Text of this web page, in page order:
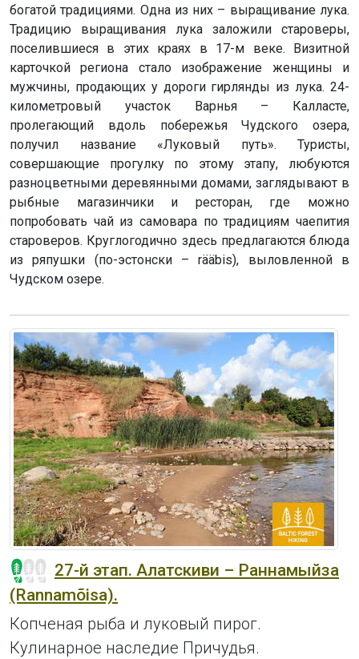
богатой традициями. Одна из них – выращивание лука.
Традицию выращивания лука заложили староверы,
поселившиеся в этих краях в 17-м веке. Визитной
карточкой региона стало изображение женщины и
мужчины, продающих у дороги гирлянды из лука. 24-
километровый участок Варнья – Калласте,
пролегающий вдоль побережья Чудского озера,
получил название «Луковый путь». Туристы,
совершающие прогулку по этому этапу, любуются
разноцветными деревянными домами, заглядывают в
рыбные магазинчики и ресторан, где можно
попробовать чай из самовара по традициям чаепития
староверов. Круглогодично здесь предлагаются блюда
из ряпушки (по-эстонски – rääbis), выловленной в
Чудском озере.
27-й этап. Алатскиви – Раннамыйза
(Rannamõisa).
Копченая рыба и луковый пирог.
Кулинарное наследие Причудья.